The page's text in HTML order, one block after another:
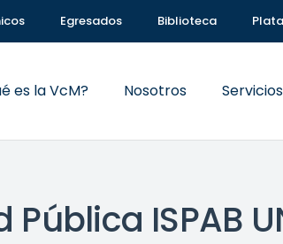
Egresados Biblioteca
es la VcM? Nosotros
ISPAB